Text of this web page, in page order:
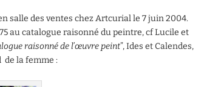
salle des ventes chez Artcurial le 7 juin 2004.
au catalogue raisonné du peintre, cf Lucile et
raisonné de l’œuvre peint”, Ides et Calendes,
de la femme :